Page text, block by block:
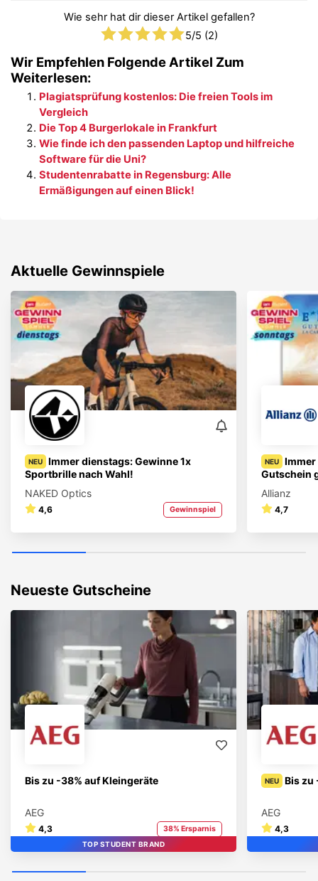
Wie sehr hat dir dieser Artikel gefallen?
5/5 (2)
Wir Empfehlen Folgende Artikel Zum
Weiterlesen:
Plagiatsprüfung kostenlos: Die freien Tools im
Vergleich
Die Top 4 Burgerlokale in Frankfurt
Wie finde ich den passenden Laptop und hilfreiche
Software für die Uni?
Studentenrabatte in Regensburg: Alle
Ermäßigungen auf einen Blick!
Aktuelle Gewinnspiele
NEU
Immer dienstags: Gewinne 1x
Sportbrille nach Wahl!
NAKED Optics
4,6 Gewinnspiel
NEU
Gutschein
Allianz
4,7
Neueste Gutscheine
Bis zu -38% auf Kleingeräte
AEG
4,3 38% Ersparnis
TOP
STUDENT BRAND
TOP STUDENT BRAND
NEU Bis zu
AEG
4,3